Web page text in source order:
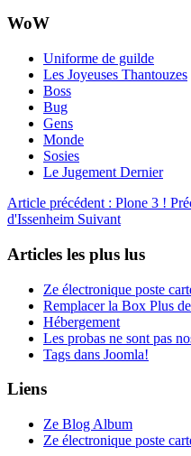
WoW
Uniforme de guilde
Les Joyeuses Thantouzes
Boss
Bug
Gens
Monde
Sosies
Le Jugement Dernier
Article précédent : Plone 3 !
d'Issenheim Suivant
Articles les plus lus
Ze électronique poste
Remplacer la Box Plus
Hébergement
Les probas ne sont pas
Tags dans Joomla!
Liens
Ze Blog Album
Ze électronique poste